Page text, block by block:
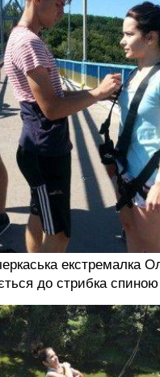
екстремалка
до стрибка